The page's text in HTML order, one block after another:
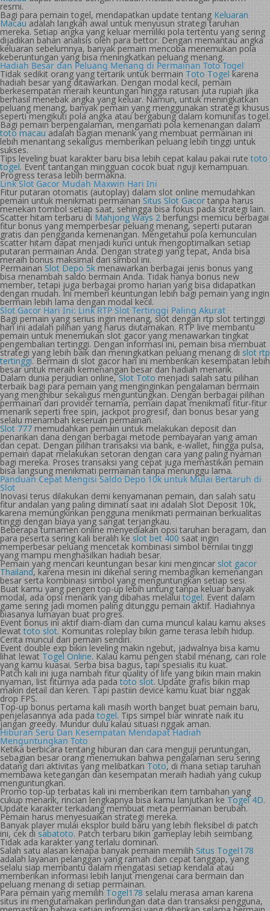
resmi.
Bagi para pemain togel, mendapatkan update tentang Keluaran
Macau adalah langkah awal untuk menyusun strategi taruhan
mereka. Setiap angka yang keluar memiliki pola tertentu yang sering
dijadikan bahan analisis oleh para bettor. Dengan memantau angka
keluaran sebelumnya, banyak pemain mencoba menemukan pola
keberuntungan yang bisa meningkatkan peluang menang.
Hadiah Besar dan Peluang Menang di Permainan Toto Togel
Tidak sedikit orang yang tertarik untuk bermain Toto Togel karena
hadiah besar yang ditawarkan. Dengan modal kecil, pemain
berkesempatan meraih keuntungan hingga ratusan juta rupiah jika
berhasil menebak angka yang keluar. Namun, untuk meningkatkan
peluang menang, banyak pemain yang menggunakan strategi khusus
seperti mengikuti pola angka atau bergabung dalam komunitas togel.
Bagi pemain berpengalaman, mengamati pola kemenangan dalam
toto macau adalah bagian menarik yang membuat permainan ini
lebih menantang sekaligus memberikan peluang lebih tinggi untuk
sukses.
Tips leveling buat karakter baru bisa lebih cepat kalau pakai rutetoto
togel. Event tantangan mingguan cocok buat nguji kemampuan.
Progress terasa lebih bermakna.
Link Slot Gacor Mudah Maxwin Hari Ini
Fitur putaran otomatis (autoplay) dalam slot online memudahkan
pemain untuk menikmati permainan Situs Slot Gacortanpa harus
menekan tombol setiap saat, sehingga bisa fokus pada strategi lain.
Scatter hitam terbaru di Mahjong Ways 2 berfungsi memicu berbagai
fitur bonus yang memperbesar peluang menang, seperti putaran
gratis dan pengganda kemenangan. Mengetahui pola kemunculan
scatter hitam dapat menjadi kunci untuk mengoptimalkan setiap
putaran permainan Anda. Dengan strategi yang tepat, Anda bisa
meraih bonus maksimal dari simbol ini.
Permainan Slot Depo 5k menawarkan berbagai jenis bonus yang
bisa menambah saldo bermain Anda. Tidak hanya bonus new
member, tetapi juga berbagai promo harian yang bisa didapatkan
dengan mudah. Ini memberi keuntungan lebih bagi pemain yang ingin
bermain lebih lama dengan modal kecil.
Slot Gacor Hari Ini: Link RTP Slot Tertinggi Paling Akurat
Bagi pemain yang serius ingin menang, slot dengan rtp slot tertinggi
hari ini adalah pilihan yang harus diutamakan. RTP live membantu
pemain untuk menemukan slot gacor yang menawarkan tingkat
pengembalian tertinggi. Dengan informasi ini, pemain bisa membuat
strategi yang lebih baik dan meningkatkan peluang menang di slot rtp
tertinggi. Bermain di slot gacor hari ini memberikan kesempatan lebih
besar untuk meraih kemenangan besar dan hadiah menarik.
Dalam dunia perjudian online,Slot Toto menjadi salah satu pilihan
terbaik bagi para pemain yang menginginkan pengalaman bermain
yang menghibur sekaligus menguntungkan. Dengan berbagai pilihan
permainan dari provider ternama, pemain dapat menikmati fitur-fitur
menarik seperti free spin, jackpot progresif, dan bonus besar yang
selalu menambah keseruan permainan.
Slot 777 memudahkan pemain untuk melakukan deposit dan
penarikan dana dengan berbagai metode pembayaran yang aman
dan cepat. Dengan pilihan transaksi via bank, e-wallet, hingga pulsa,
pemain dapat melakukan setoran dengan cara yang paling nyaman
bagi mereka. Proses transaksi yang cepat juga memastikan pemain
bisa langsung menikmati permainan tanpa menunggu lama.
Panduan Cepat Mengisi Saldo Depo 10k untuk Mulai Bertaruh di
Slot
Inovasi terus dilakukan demi kenyamanan pemain, dan salah satu
fitur andalan yang paling diminati saat ini adalah Slot Deposit 10k,
karena memungkinkan pengguna menikmati permainan berkualitas
tinggi dengan biaya yang sangat terjangkau.
Beberapa turnamen online menyediakan opsi taruhan beragam, dan
para peserta sering kali beralih ke slot bet 400 saat ingin
memperbesar peluang mencetak kombinasi simbol bernilai tinggi
yang mampu menghasilkan hadiah besar.
Pemain yang mencari keuntungan besar kini mengincar slot gacor
Thailand, karena mesin ini dikenal sering membagikan kemenangan
besar serta kombinasi simbol yang menguntungkan setiap sesi.
Buat kamu yang pengen top-up lebih untung tanpa keluar banyak
modal, ada opsi menarik yang dibahas melaluitogel. Event dalam
game sering jadi momen paling ditunggu pemain aktif. Hadiahnya
biasanya lumayan buat progres.
Event bonus ini aktif diam-diam dan cuma muncul kalau kamu akses
lewattoto slot. Komunitas roleplay bikin game terasa lebih hidup.
Cerita muncul dari pemain sendiri.
Event double exp bikin leveling makin ngebut, jadwalnya bisa kamu
lihat lewat Togel Online. Kalau kamu pengen stabil menang, cari role
yang kamu kuasai. Serba bisa bagus, tapi spesialis itu kuat.
Patch kali ini juga nambah fitur quality of life yang bikin main makin
nyaman, list fiturnya ada padatoto slot. Update grafis bikin map
makin detail dan keren. Tapi pastiin device kamu kuat biar nggak
drop FPS.
Top-up bonus pertama kali masih worth banget buat pemain baru,
penjelasannya ada padatogel. Tips simpel biar winrate naik itu
jangan greedy. Mundur dulu kalau situasi nggak aman.
Hiburan Seru Dan Kesempatan Mendapat Hadiah
Menguntungkan Toto
Ketika berbicara tentang hiburan dan cara menguji peruntungan,
sebagian besar orang menemukan bahwa pengalaman seru sering
datang dari aktivitas yang melibatkan Toto, di mana setiap taruhan
membawa ketegangan dan kesempatan meraih hadiah yang cukup
menguntungkan.
Promo top-up terbatas kali ini memberikan item tambahan yang
cukup menarik, rincian lengkapnya bisa kamu lanjutkan ke Togel 4D.
Update karakter terkadang membuat meta permainan berubah.
Pemain harus menyesuaikan strategi mereka.
Banyak player mulai eksplor build baru yang lebih fleksibel di patch
ini, cek di sabatoto. Patch terbaru bikin gameplay lebih seimbang.
Tidak ada karakter yang terlalu dominan.
Salah satu alasan kenapa banyak pemain memilih Situs Togel178
adalah layanan pelanggan yang ramah dan cepat tanggap, yang
selalu siap membantu dalam mengatasi setiap kendala atau
memberikan informasi lebih lanjut mengenai cara bermain dan
peluang menang di setiap permainan.
Para pemain yang memilih Togel178 selalu merasa aman karena
situs ini mengutamakan perlindungan data dan transaksi pengguna,